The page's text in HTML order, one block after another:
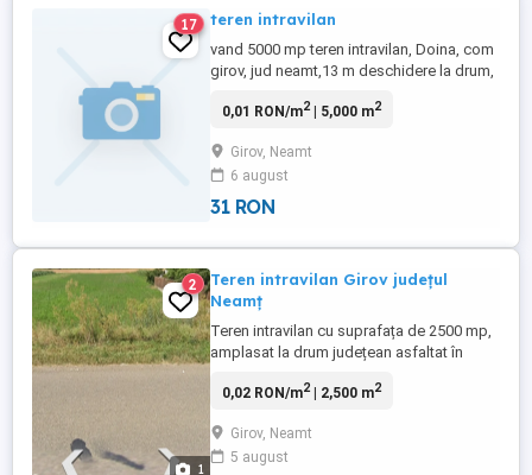
17 teren intravilan
vand 5000 mp teren intravilan, Doina, com
girov, jud neamt,13 m deschidere la drum,
case, cadastru facut;persoana de
0741732189, suprafata totala: 5000
0,01 RON/m2| 5,000 m2
Girov, Neamt
6 august
31 RON
1
2
Teren intravilan Girov județul
Neamț
Teren intravilan cu suprafața de 2500 mp,
amplasat la drum județean asfaltat în
de Piatra Neamț. Deschiderea - lățimea
direct din drumul județean. Terenul are ca
utilități apă curentă de la rețea Apaserv și
0,02 RON/m2| 2,500 m2
Girov, Neamt
5 august